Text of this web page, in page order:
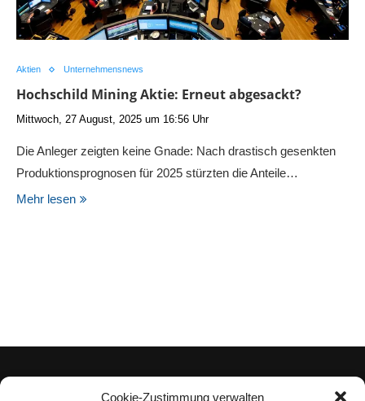
Cookie-Zustimmung verwalten
Aktien Unternehmensnews
Hochschild Mining Aktie: Erneut abgesackt?
Mittwoch, 27 August, 2025 um 16:56 Uhr
Die Anleger zeigten keine Gnade: Nach drastisch gesenkten
Produktionsprognosen für 2025 stürzten die Anteile…
Mehr lesen